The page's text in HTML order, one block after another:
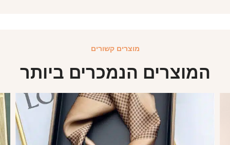
מוצרים קשורים
המוצרים הנמכרים ביותר